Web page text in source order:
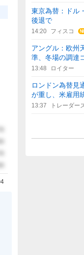
東京為替：ドル
後退で
14:20 フィスコ
アングル：欧州
準、冬場の調達
13:48 ロイター
ロンドン為替見
が重し、米雇用
13:37 トレーダー